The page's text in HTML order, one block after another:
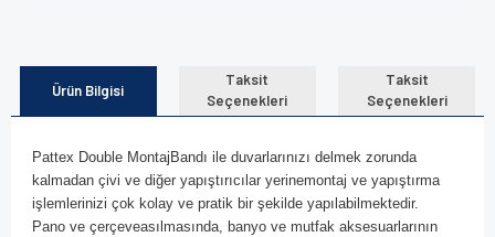
Ürün Bilgisi
Taksit
Seçenekleri
Taksit
Seçenekleri
Pattex Double MontajBandı ile duvarlarınızı delmek zorunda
kalmadan çivi ve diğer yapıştırıcılar yerinemontaj ve yapıştırma
işlemlerinizi çok kolay ve pratik bir şekilde yapılabilmektedir.
Pano ve çerçeveasılmasında, banyo ve mutfak aksesuarlarının